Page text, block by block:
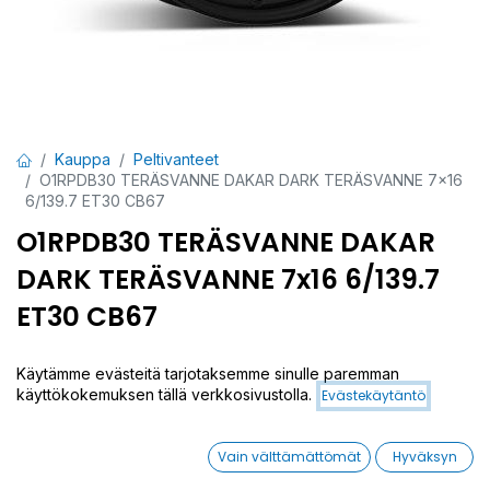
Kauppa
Peltivanteet
O1RPDB30 TERÄSVANNE DAKAR DARK TERÄSVANNE 7x16
6/139.7 ET30 CB67
O1RPDB30 TERÄSVANNE DAKAR
DARK TERÄSVANNE 7x16 6/139.7
ET30 CB67
130,00€ / kpl
Toimittajilla (kotimaa):Saatavilla
5 arkipäivää
Käytämme evästeitä tarjotaksemme sinulle paremman
käyttökokemuksen tällä verkkosivustolla. Evästekäytäntö
Vain välttämättömät Hyväksyn